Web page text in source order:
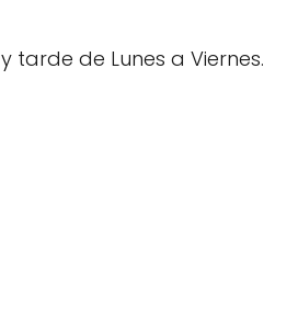
tarde de Lunes a Viernes.